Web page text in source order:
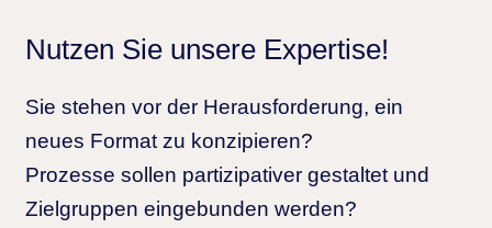
Nutzen Sie unsere Expertise!
Sie stehen vor der Herausforderung, ein
neues Format zu konzipieren?
Prozesse sollen partizipativer gestaltet und
Zielgruppen eingebunden werden?